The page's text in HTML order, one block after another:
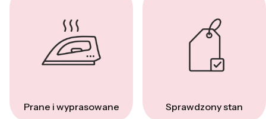
Prane i wyprasowane Sprawdzony stan